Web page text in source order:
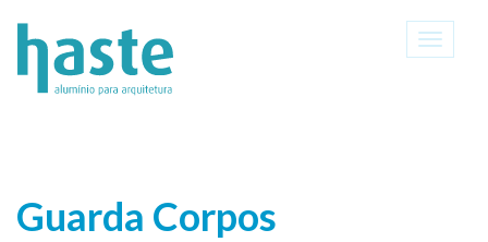
Toggle
Guarda Corpos